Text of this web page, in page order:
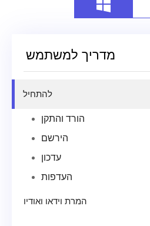
מדריך למשתמש
להתחיל
הורד והתקן
הירשם
עדכון
העדפות
המרת וידאו ואודיו